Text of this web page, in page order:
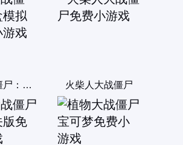
植物大战僵尸：沙盒模拟器 火柴人大战僵尸